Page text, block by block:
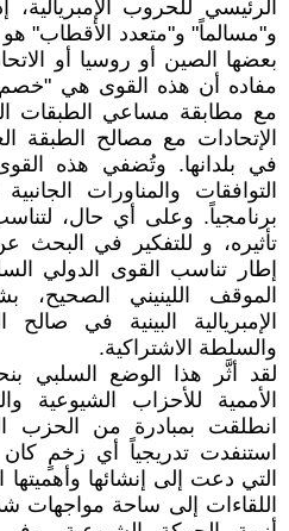
الرئيسي للحروب الإمبريالية،
و"مسالماً" و"متعدد الأقطاب"
بعضها الصين أو روسيا أو
مفاده أن هذه القوى هي "خصم
مع مطابقة مساعي الطبقات
الإتحادات مع مصالح الطبقة
في بلدانها. وتُضفي هذه
التوافقات والمناورات
برنامجياً. وعلى أي حال،
تأثيره، و للتفكير في
إطار تناسب القوى الدولي
الموقف اللينيني الصحيح،
الإمبريالية البينية في صالح
والسلطة الاشتراكية.
لقد أثَّر هذا الوضع السلبي
الأممية للأحزاب الشيوعية
انطلقت بمبادرة من الحزب
استنفدت تدريجياً أي زخمٍ
التي دعت إلى إنشائها
اللقاءات إلى ساحة مواجهات